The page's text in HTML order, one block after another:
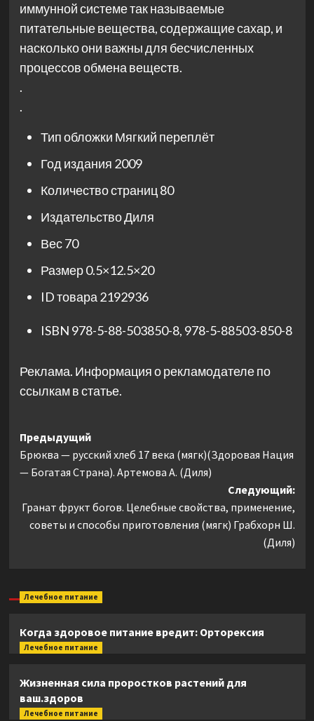
иммунной системе так называемые
питательные вещества, содержащие сахар, и
насколько они важны для бесчисленных
процессов обмена веществ.
.
.
Тип обложки Мягкий переплёт
Год издания 2009
Количество страниц80
ИздательствоДиля
Вес70
Размер0.5×12.5×20
ID товара 2192936
ISBN 978-5-88-503850-8, 978-5-88503-850-8
Реклама. Информация о рекламодателе по
ссылкам в статье.
Навигация
записи
Предыдущий
Брюква — русский хлеб 17 века (мягк)(Здоровая Нация
— Богатая Страна). Артемова А. (Диля)
Следующий:
Гранат фрукт богов. Целебные свойства, применение,
советы и способы приготовления (мягк) Грабхорн Ш.
(Диля)
Лечебное питание
Когда здоровое питание вредит: Орторексия
Лечебное питание
Жизненная сила проростков растений для
ваш.здоров
Лечебное питание